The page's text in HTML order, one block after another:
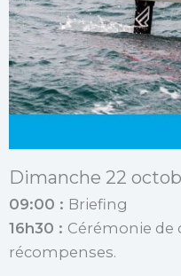
Dimanche 22
09:00 : Briefing
16h30 : Cérémonie de
récompenses.